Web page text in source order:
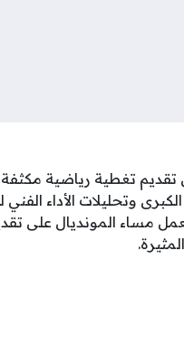
وتحليلات الأداء
مساء المونديال على